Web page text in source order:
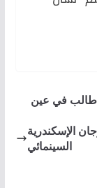
رشاد يسعد 10 آلاف طالب في عين
الإسكندرية
السينمائي